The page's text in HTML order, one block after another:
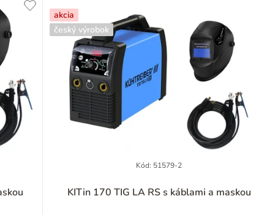
akcia
český výrobok
KITin 170 TIG LA RS s káblami a maskou
Priemerné
hodnotenie
Kód: 51579-2